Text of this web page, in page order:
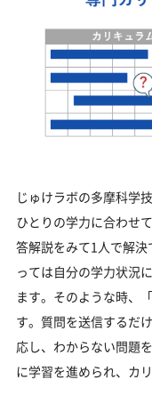
じゅけラボの多摩科学
ひとりの学力に合わせ
答解説をみて1人で解
っては自分の学力状況
ます。そのような時、
す。質問を送信するだ
応し、わからない問題
に学習を進められ、カ